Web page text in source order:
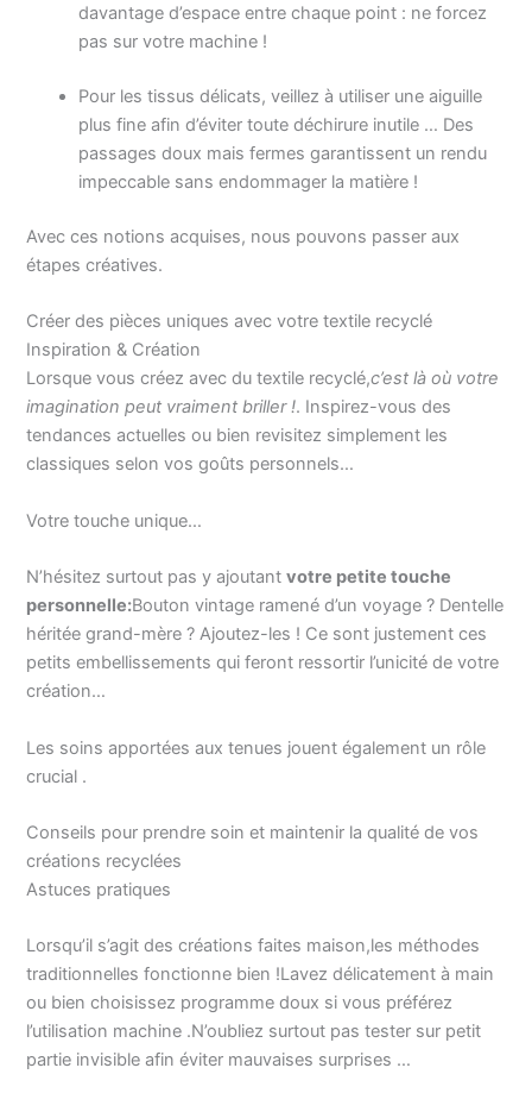
davantage d’espace entre chaque point : ne forcez
pas sur votre machine !
Pour les tissus délicats, veillez à utiliser une aiguille
plus fine afin d’éviter toute déchirure inutile … Des
passages doux mais fermes garantissent un rendu
impeccable sans endommager la matière !
Avec ces notions acquises, nous pouvons passer aux
étapes créatives.
Créer des pièces uniques avec votre textile recyclé
Inspiration & Création
Lorsque vous créez avec du textile recyclé,c’est là où votre
imagination peut vraiment briller !. Inspirez-vous des
tendances actuelles ou bien revisitez simplement les
classiques selon vos goûts personnels…
Votre touche unique…
N’hésitez surtout pas y ajoutantvotre petite touche
personnelle:Bouton vintage ramené d’un voyage ? Dentelle
héritée grand-mère ? Ajoutez-les ! Ce sont justement ces
petits embellissements qui feront ressortir l’unicité de votre
création…
Les soins apportées aux tenues jouent également un rôle
crucial .
Conseils pour prendre soin et maintenir la qualité de vos
créations recyclées
Astuces pratiques
Lorsqu’il s’agit des créations faites maison,les méthodes
traditionnelles fonctionne bien !Lavez délicatement à main
ou bien choisissez programme doux si vous préférez
l’utilisation machine .N’oubliez surtout pas tester sur petit
partie invisible afin éviter mauvaises surprises …